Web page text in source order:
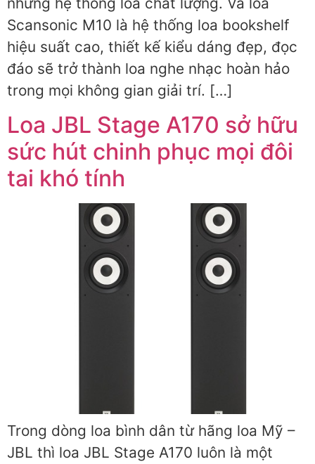
Scansonic M10 là hệ thống loa bookshelf
hiệu suất cao, thiết kế kiểu dáng đẹp, đọc
đáo sẽ trở thành loa nghe nhạc hoàn hảo
trong mọi không gian giải trí. […]
Loa JBL Stage A170 sở hữu
sức hút chinh phục mọi đôi
tai khó tính
Trong dòng loa bình dân từ hãng loa Mỹ –
JBL thì loa JBL Stage A170 luôn là một